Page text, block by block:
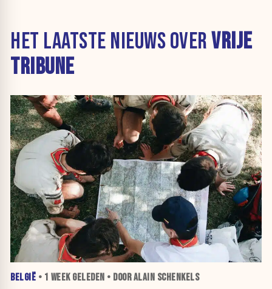
HET LAATSTE NIEUWS OVERVRIJE
TRIBUNE
BELGIË • 1 WEEKGELEDEN • DOOR ALAIN SCHENKELS